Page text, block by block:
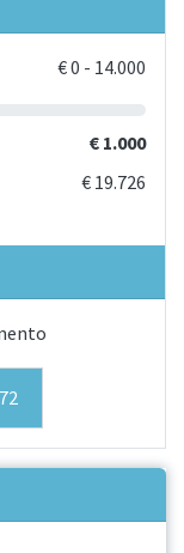
€0 - 14.000
€ 1.000
€ 19.726
72